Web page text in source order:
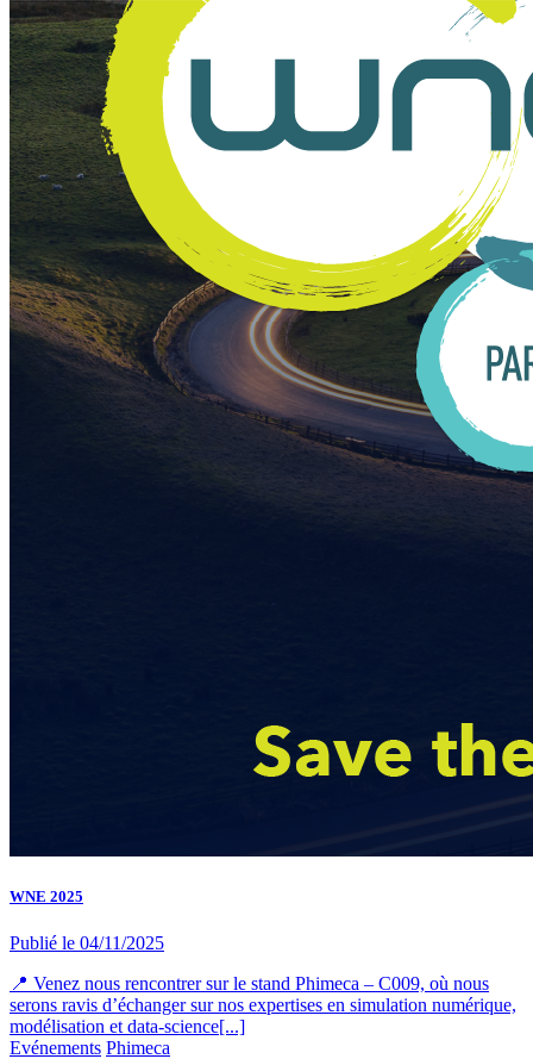
WNE 2025
Publié le 04/11/2025
📍 Venez nous rencontrer sur le stand Phimeca – C009, où nous
serons ravis d’échanger sur nos expertises en simulation numérique,
modélisation et data-science[...]
Evénements Phimeca